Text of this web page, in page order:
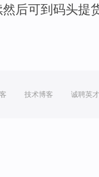
然后可到 码头提
技术博客 诚聘英才